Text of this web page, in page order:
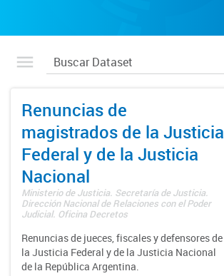
Renuncias de
magistrados de la Justicia
Federal y de la Justicia
Nacional
Ministerio de Justicia. Secretaría de Justicia.
Dirección Nacional de Relaciones con el Poder
Judicial. Oficina Decretos
Renuncias de jueces, fiscales y defensores de
la Justicia Federal y de la Justicia Nacional
de la República Argentina.